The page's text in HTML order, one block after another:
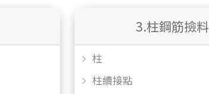
3.柱鋼筋撿料
柱
柱續接點